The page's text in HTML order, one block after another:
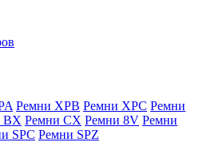
Ремни XPB Ремни XPC Ремни
BX Ремни CX Ремни 8V Ремни
SPC Ремни SPZ